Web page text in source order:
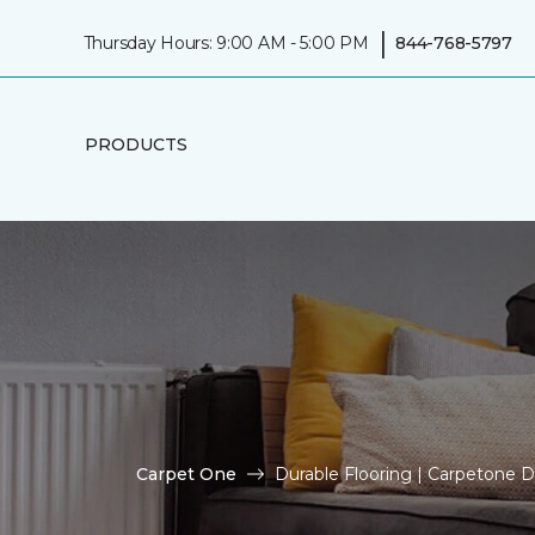
Thursday Hours: 9:00 AM - 5:00 PM | 844-768-5797
PRODUCTS
Carpet One Durable Flooring | Carpetone